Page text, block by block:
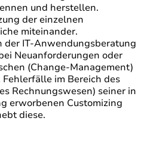
und herstellen.
der einzelnen
miteinander.
der IT-Anwendungsberatung
Neuanforderungen oder
(Change-Management)
im Bereich des
Rechnungswesen) seiner in
erworbenen Customizing
diese.